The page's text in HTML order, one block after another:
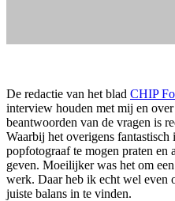
De redactie van het blad CHIP
interview houden met mij en
beantwoorden van de vragen is
Waarbij het overigens
popfotograaf te mogen praten en
geven. Moeilijker was het om
werk. Daar heb ik echt wel even
juiste balans in te vinden.